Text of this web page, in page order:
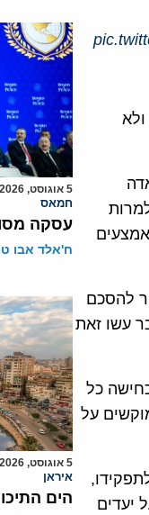
להסכם
עשו זאת
כל
על
יעדים
5 אוגוסט, 2026
חמאס
עסקה
ח'אלד אבו
5 אוגוסט, 2026
איראן
הים